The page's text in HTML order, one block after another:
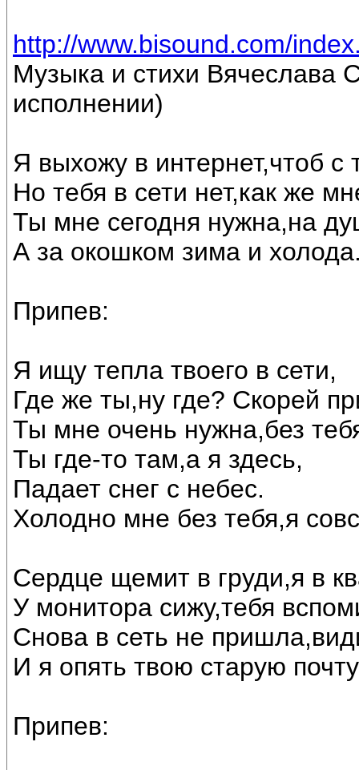
http://www.bisound.com/
Музыка и стихи Вячеслава
исполнении)
Я выхожу в интернет,чтоб
Но тебя в сети нет,как же
Ты мне сегодня нужна,на
А за окошком зима и
Припев:
Я ищу тепла твоего в сети,
Где же ты,ну где? Скорей
Ты мне очень нужна,без
Ты где-то там,а я здесь,
Падает снег с небес.
Холодно мне без тебя,я
Сердце щемит в груди,я в
У монитора сижу,тебя
Снова в сеть не
И я опять твою старую
Припев: